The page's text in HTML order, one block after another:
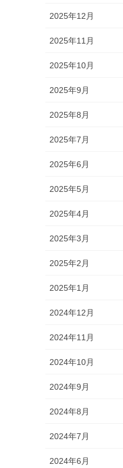
2025年12月
2025年11月
2025年10月
2025年9月
2025年8月
2025年7月
2025年6月
2025年5月
2025年4月
2025年3月
2025年2月
2025年1月
2024年12月
2024年11月
2024年10月
2024年9月
2024年8月
2024年7月
2024年6月